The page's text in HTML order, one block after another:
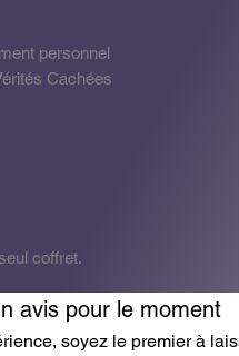
personnel
Cachées
coffret.
avis pour le moment
soyez le premier à